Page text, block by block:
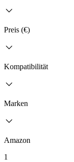
Preis (€)
Kompatibilität
Marken
Amazon
1